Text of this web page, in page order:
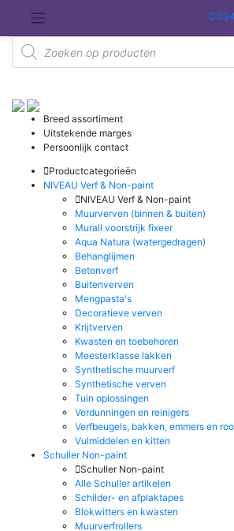
de
inhoud
Producten
zoeken
Breed assortiment
Uitstekende marges
Persoonlijk contact
Productcategorieën
NIVEAU Verf & Non-paint
NIVEAU Verf & Non-paint
Muurverven (binnen & buiten)
Murall voorstrijk fixeer
Aqua Natura (watergedragen)
Behanglijmen
Betonverf
Buitenverven
Mengpasta's
Decoratieve verven
Krijtverven
Kwasten en toebehoren
Meesterklasse lakken
Synthetische muurverf
Synthetische verven
Tuin oplossingen
Verdunningen en reinigers
Verfbeugels, bakken, emmers en
Vulmiddelen en kitten
Schuller Non-paint
Schuller Non-paint
Alle Schuller artikelen
Schilder- en afplaktapes
Blokwitters en kwasten
Muurverfrollers